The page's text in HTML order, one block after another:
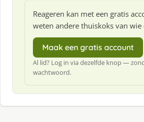
Reageren kan met een gratis
weten andere thuiskoks van
Maak een gratis account
Al lid? Log in via dezelfde knop —
wachtwoord.